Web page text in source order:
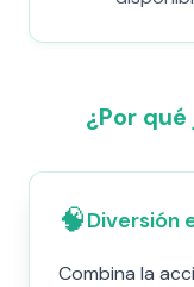
¿Por
🧠Diversión
Combina la